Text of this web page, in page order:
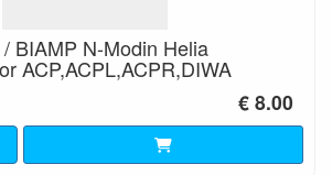
BIAMP N-Modin Helia
ACP,ACPL,ACPR,DIWA
€ 8.00